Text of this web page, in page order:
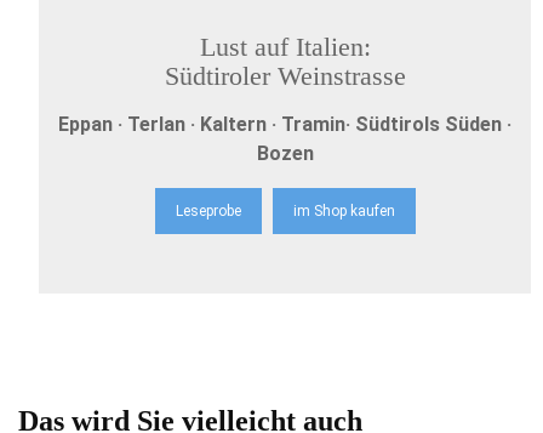
Lust auf Italien:
Südtiroler Weinstrasse
Eppan · Terlan · Kaltern · Tramin· Südtirols Süden ·
Bozen
Leseprobe im Shop kaufen
Das wird Sie vielleicht auch